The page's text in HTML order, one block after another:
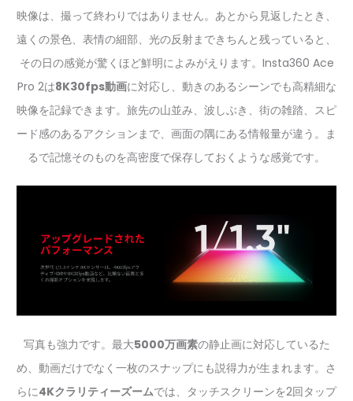
映像は、撮って終わりではありません。あとから見返したとき、
遠くの景色、表情の細部、光の反射まできちんと残っていると、
その日の感覚が驚くほど鮮明によみがえります。Insta360 Ace
Pro 2は8K30fps動画に対応し、動きのあるシーンでも高精細な
映像を記録できます。旅先の山並み、波しぶき、街の雑踏、スピ
ード感のあるアクションまで、画面の隅にある情報量が違う。ま
るで記憶そのものを高密度で保存しておくような感覚です。
写真も強力です。最大5000万画素の静止画に対応しているた
め、動画だけでなく一枚のスナップにも説得力が生まれます。さ
らに4Kクラリティーズームでは、タッチスクリーンを2回タップ